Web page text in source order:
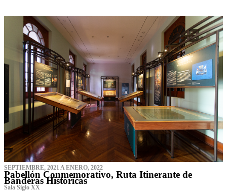
SEPTIEMBRE, 2021 A ENERO, 2022
Pabellón Conmemorativo, Ruta Itinerante de
Banderas Históricas
Sala Siglo XX